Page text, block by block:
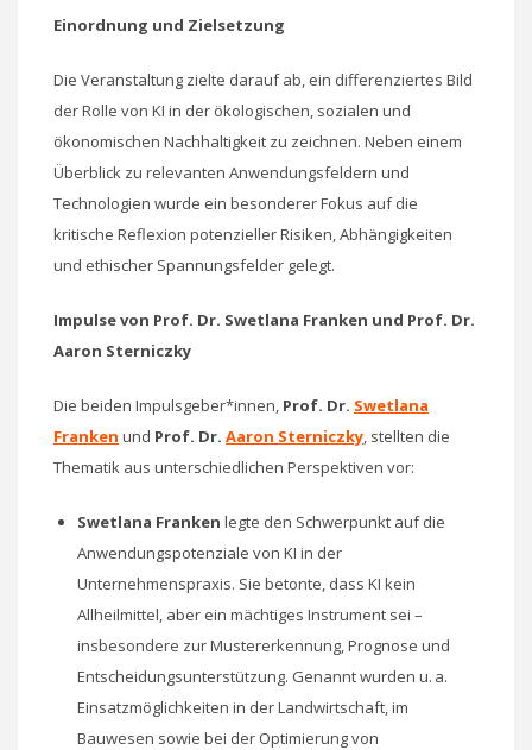
Einordnung und Zielsetzung
Die Veranstaltung zielte darauf ab, ein differenziertes Bild
der Rolle von KI in der ökologischen, sozialen und
ökonomischen Nachhaltigkeit zu zeichnen. Neben einem
Überblick zu relevanten Anwendungsfeldern und
Technologien wurde ein besonderer Fokus auf die
kritische Reflexion potenzieller Risiken, Abhängigkeiten
und ethischer Spannungsfelder gelegt.
Impulse von Prof. Dr. Swetlana Franken und Prof. Dr.
Aaron Sterniczky
Die beiden Impulsgeber*innen, Prof. Dr. Swetlana
Franken und Prof. Dr. Aaron Sterniczky, stellten die
Thematik aus unterschiedlichen Perspektiven vor:
Swetlana Franken legte den Schwerpunkt auf die
Anwendungspotenziale von KI in der
Unternehmenspraxis. Sie betonte, dass KI kein
Allheilmittel, aber ein mächtiges Instrument sei –
insbesondere zur Mustererkennung, Prognose und
Entscheidungsunterstützung. Genannt wurden u. a.
Einsatzmöglichkeiten in der Landwirtschaft, im
Bauwesen sowie bei der Optimierung von